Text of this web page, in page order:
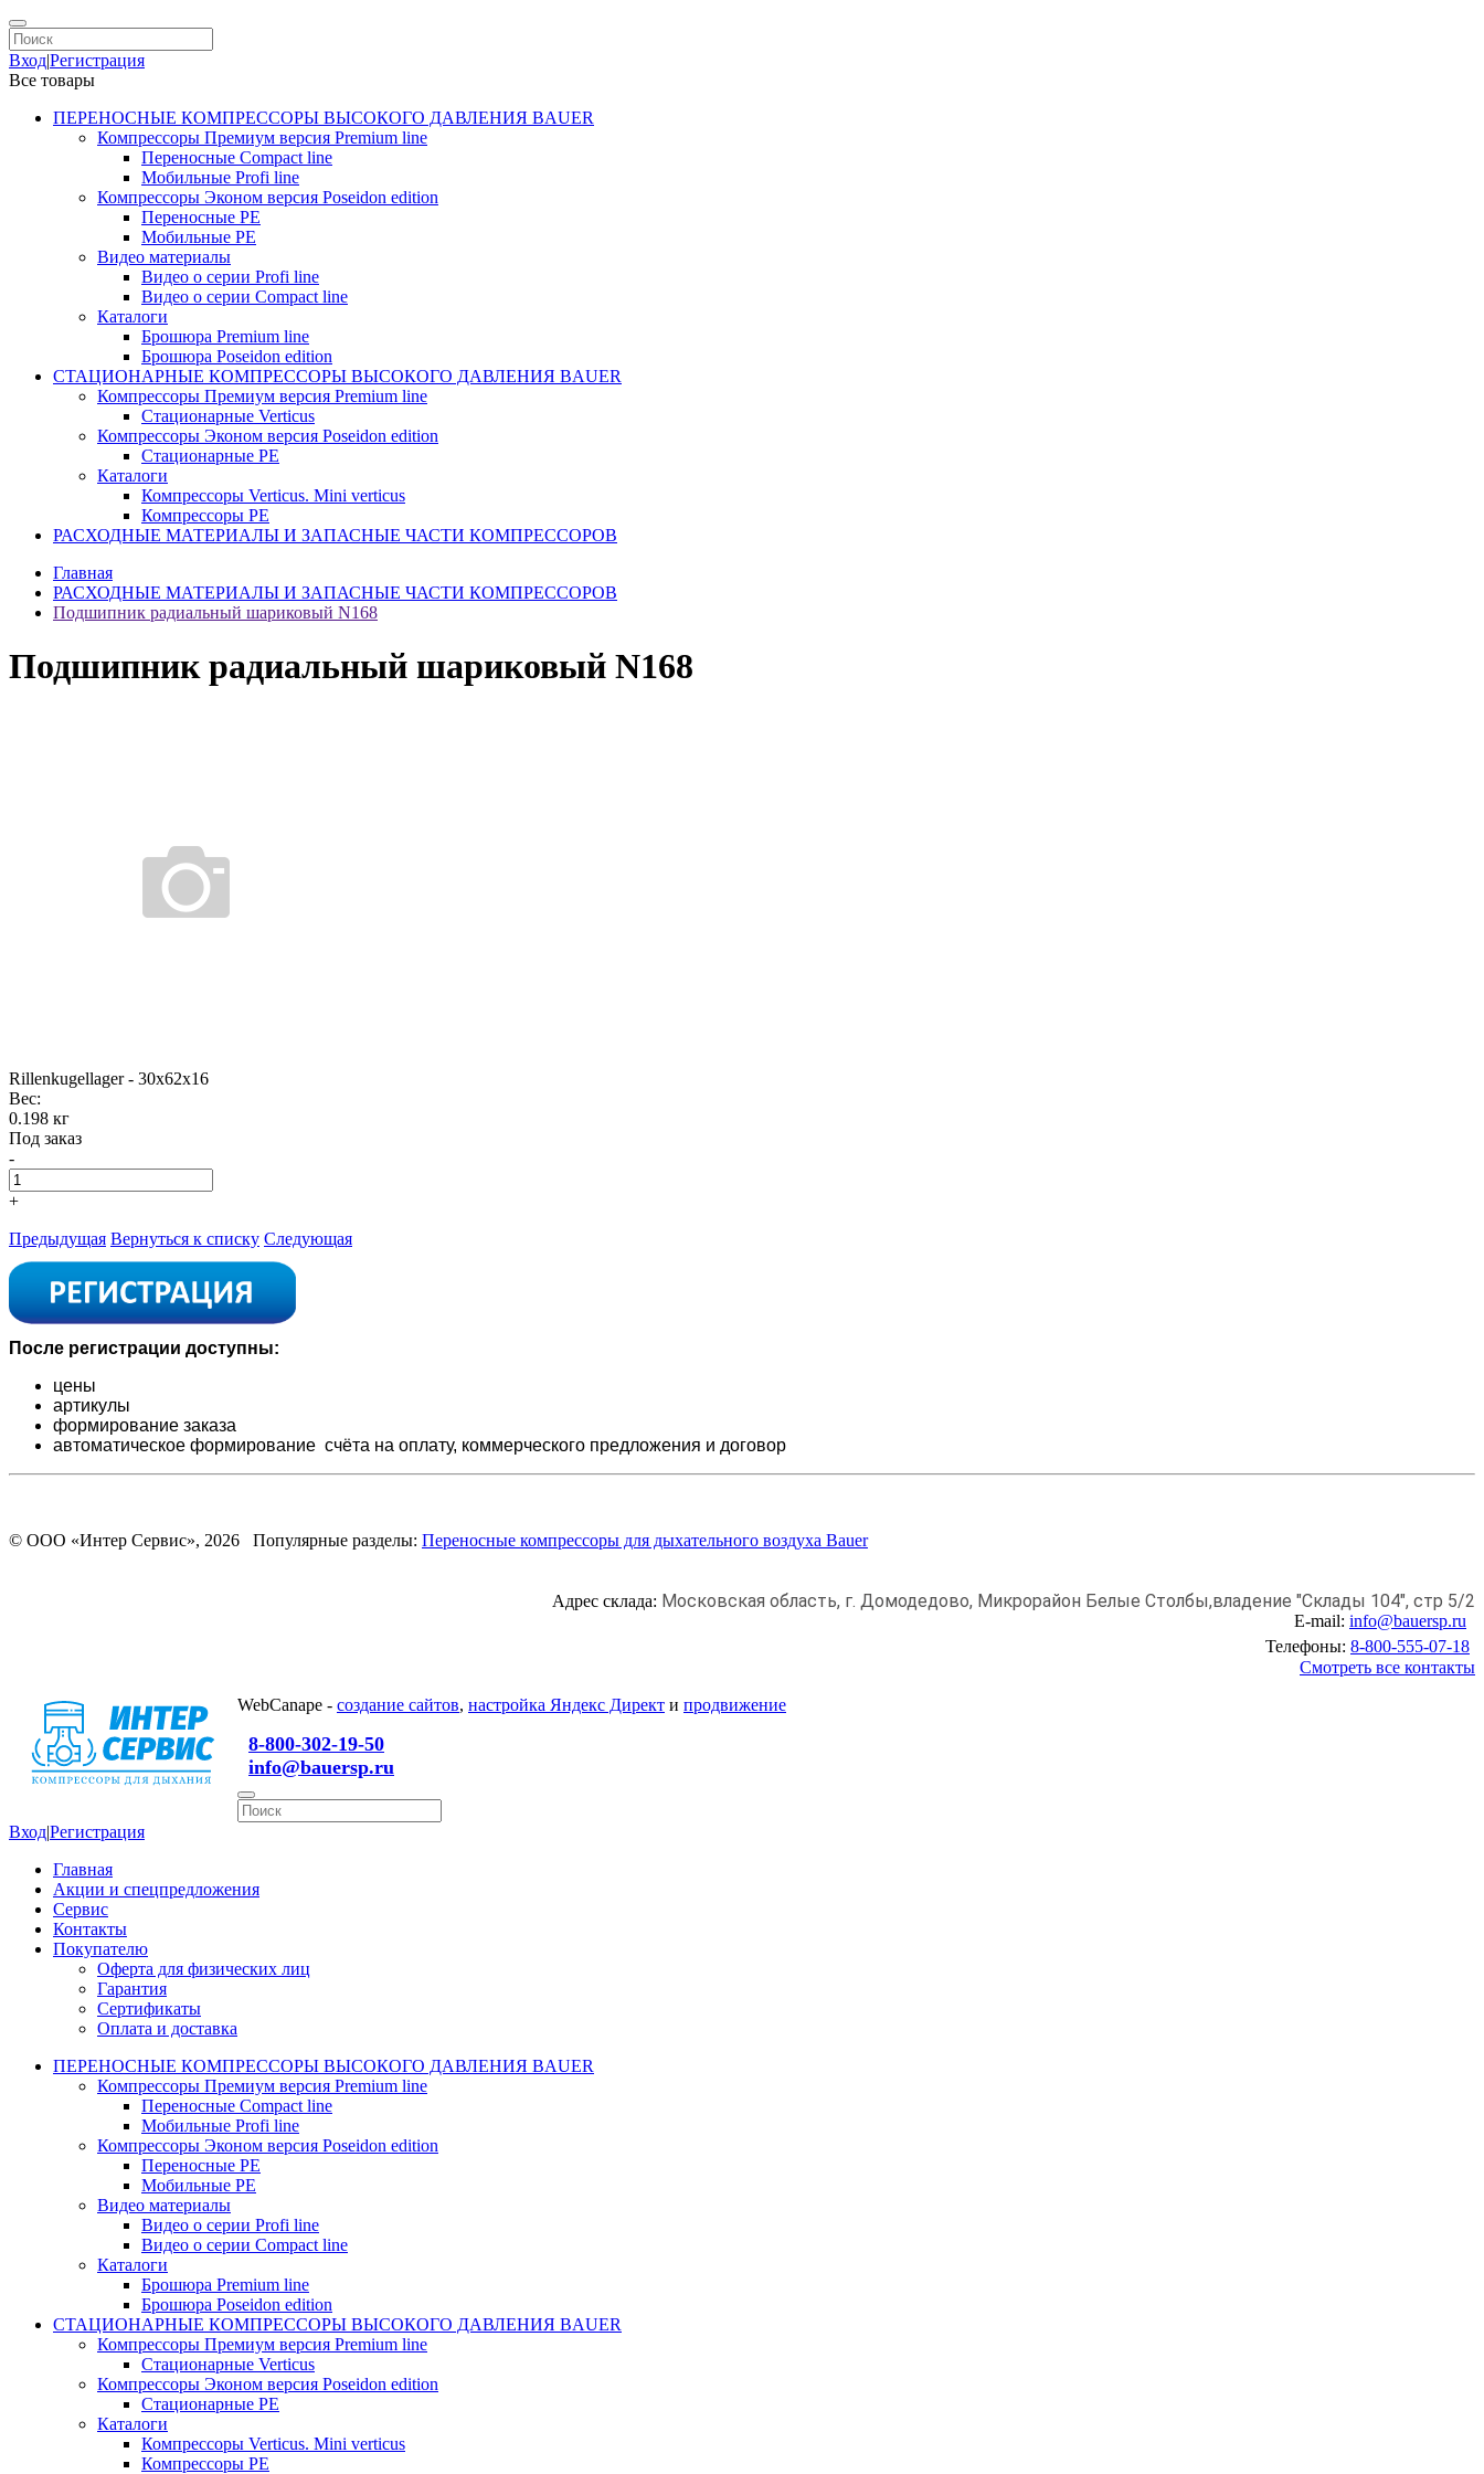
Вход|Регистрация
Все товары
ПЕРЕНОСНЫЕ КОМПРЕССОРЫ ВЫСОКОГО ДАВЛЕНИЯ BAUER
Компрессоры Премиум версия Premium line
Переносные Compact line
Мобильные Profi line
Компрессоры Эконом версия Poseidon edition
Переносные PE
Мобильные PE
Видео материалы
Видео о серии Profi line
Видео о серии Compact line
Каталоги
Брошюра Premium line
Брошюра Poseidon edition
СТАЦИОНАРНЫЕ КОМПРЕССОРЫ ВЫСОКОГО ДАВЛЕНИЯ BAUER
Компрессоры Премиум версия Premium line
Стационарные Verticus
Компрессоры Эконом версия Poseidon edition
Стационарные PE
Каталоги
Компрессоры Verticus. Mini verticus
Компрессоры PE
РАСХОДНЫЕ МАТЕРИАЛЫ И ЗАПАСНЫЕ ЧАСТИ КОМПРЕССОРОВ
Главная
РАСХОДНЫЕ МАТЕРИАЛЫ И ЗАПАСНЫЕ ЧАСТИ КОМПРЕССОРОВ
Подшипник радиальный шариковый N168
Подшипник радиальный шариковый N168
Rillenkugellager - 30x62x16
Вес:
0.198 кг
Под заказ
-
+
Предыдущая Вернуться к списку Следующая
После регистрации доступны:
цены
артикулы
формирование заказа
автоматическое формирование счёта на оплату, коммерческого предложения и договор
© ООО «Интер Сервис», 2026 Популярные разделы: Переносные компрессоры для дыхательного воздуха Bauer
Адрес склада: Московская область, г. Домодедово, Микрорайон Белые Столбы,владение "Склады 104", стр 5/2
E-mail: info@bauersp.ru
Телефоны: 8-800-555-07-18
Смотреть все контакты
WebCanape - создание сайтов, настройка Яндекс Директ и продвижение
8-800-302-19-50
info@bauersp.ru
Вход|Регистрация
Главная
Акции и спецпредложения
Сервис
Контакты
Покупателю
Оферта для физических лиц
Гарантия
Сертификаты
Оплата и доставка
ПЕРЕНОСНЫЕ КОМПРЕССОРЫ ВЫСОКОГО ДАВЛЕНИЯ BAUER
Компрессоры Премиум версия Premium line
Переносные Compact line
Мобильные Profi line
Компрессоры Эконом версия Poseidon edition
Переносные PE
Мобильные PE
Видео материалы
Видео о серии Profi line
Видео о серии Compact line
Каталоги
Брошюра Premium line
Брошюра Poseidon edition
СТАЦИОНАРНЫЕ КОМПРЕССОРЫ ВЫСОКОГО ДАВЛЕНИЯ BAUER
Компрессоры Премиум версия Premium line
Стационарные Verticus
Компрессоры Эконом версия Poseidon edition
Стационарные PE
Каталоги
Компрессоры Verticus. Mini verticus
Компрессоры PE